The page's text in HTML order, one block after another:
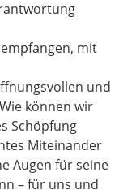
mit
und
können wir
Schöpfung
Miteinander
Augen für seine
– für uns und